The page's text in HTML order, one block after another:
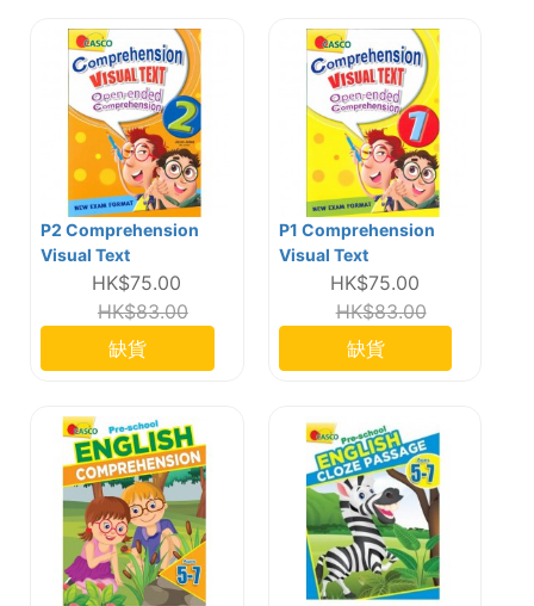
P2 Comprehension
Visual Text
HK$75.00
HK$83.00
缺貨
P1 Comprehension
Visual Text
HK$75.00
HK$83.00
缺貨